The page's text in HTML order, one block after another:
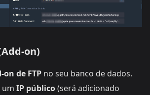
on)
on de FTP no seu banco de dados.
um IP público(será adicionado